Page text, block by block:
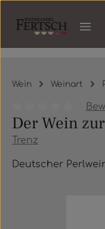
Wein Weinart
Durchschnittliche
Der Wein
Trenz
Deutscher
Bildergalerie